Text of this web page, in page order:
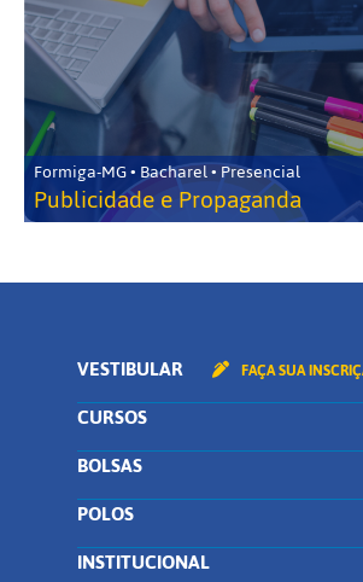
Formiga-MG • Bacharel • Presencial
Publicidade e Propaganda
VESTIBULAR FAÇA SUA
CURSOS
BOLSAS
POLOS
INSTITUCIONAL